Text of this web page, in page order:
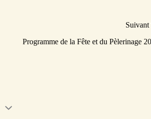
Suivant
Programme de la Fête et du Pèlerinage